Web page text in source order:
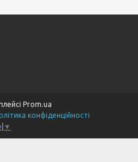
Prom.ua
конфіденційності
▼